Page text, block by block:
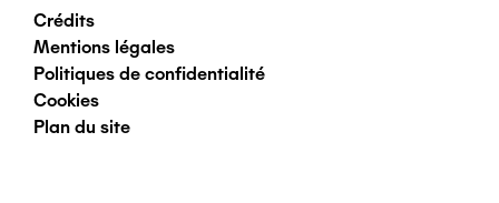
Pied
de
page
Crédits
Mentions légales
Politiques de confidentialité
Cookies
Plan du site